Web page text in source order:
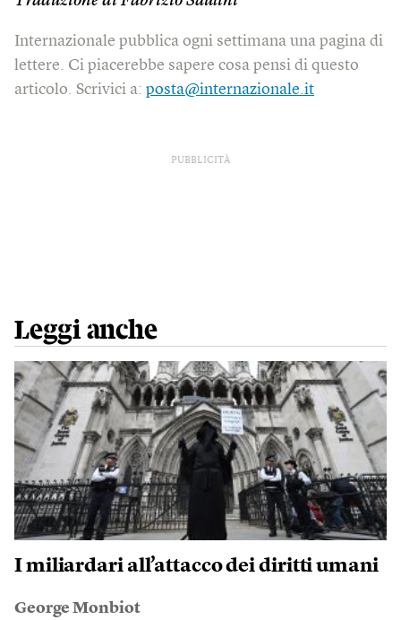
Internazionale pubblica ogni settimana una pagina di
lettere. Ci piacerebbe sapere cosa pensi di questo
articolo. Scrivici a: posta@internazionale.it
PUBBLICITÀ
Leggi anche
I miliardari all’attacco dei diritti umani
George Monbiot